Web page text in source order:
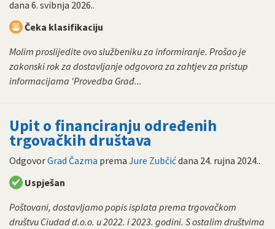
dana 6. svibnja 2026..
Čeka klasifikaciju
Molim proslijedite ovo službeniku za informiranje. Prošao je
zakonski rok za dostavljanje odgovora za zahtjev za pristup
informacijama 'Provedba Građ...
Upit o financiranju određenih
trgovačkih društava
OdgovorGrad Čazma prema Jure Zubčićdana 24. rujna 2024..
Uspješan
Poštovani, dostavljamo popis isplata prema trgovačkom
društvu Ciudad d.o.o. u 2022. i 2023. godini. S ostalim društvima